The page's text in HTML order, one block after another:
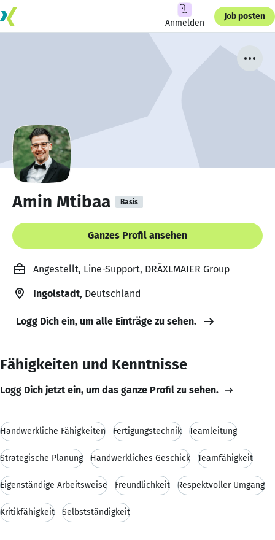
Anmelden
Job posten
Amin Mtibaa Basis
Ganzes Profil ansehen
Angestellt, Line-Support, DRÄXLMAIER Group
Ingolstadt, Deutschland
Logg Dich ein, um alle Einträge zu sehen.
Fähigkeiten und Kenntnisse
Logg Dich jetzt ein, um das ganze Profil zu sehen.
Handwerkliche Fähigkeiten Fertigungstechnik Teamleitung
Strategische Planung Handwerkliches Geschick Teamfähigkeit
Eigenständige Arbeitsweise Freundlichkeit Respektvoller Umgang
Kritikfähigkeit Selbstständigkeit